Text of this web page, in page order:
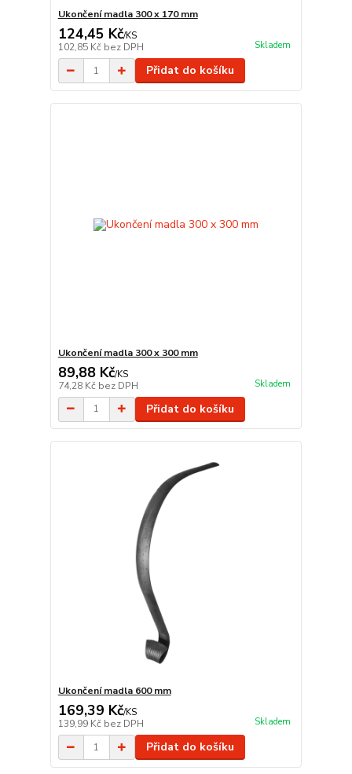
Ukončení madla 300 x 170 mm
124,45 Kč/KS
102,85 Kč bez DPH Skladem
Přidat do košíku
Ukončení madla 300 x 300 mm
89,88 Kč/KS
74,28 Kč bez DPH Skladem
Přidat do košíku
Ukončení madla 600 mm
169,39 Kč/KS
139,99 Kč bez DPH Skladem
Přidat do košíku